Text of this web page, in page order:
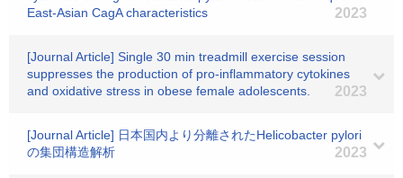
East-Asian CagA characteristics
2023
[Journal Article] Single 30 min treadmill exercise session
suppresses the production of pro-inflammatory cytokines
and oxidative stress in obese female adolescents.
2023
[Journal Article] 日本国内より分離されたHelicobacter pylori
の集団構造解析
2023